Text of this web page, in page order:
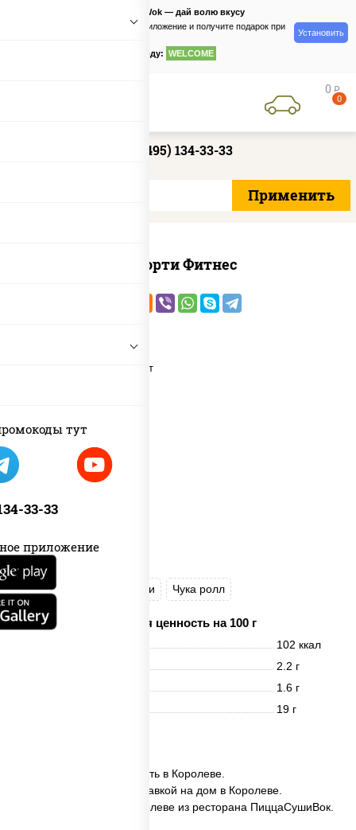
тут
33-33
приложение
PizzaSushiWok — дай волю вкусу
Скачайте приложение и получите подарок при
по промокоду: WELCOME
Установить
0 руб
0
+7 (495) 134-33-33
Ассорти Фитнес
Ясай маки Каппа маки Чука ролл
Пищевая ценность на 100 г
102 ккал
2.2 г
1.6 г
19 г
✅ Ассорти Фитнес заказать в Королеве.
✅ Ассорти Фитнес с доставкой на дом в Королеве.
✅ Ассорти Фитнес в Королеве из ресторана ПиццаСушиВок.